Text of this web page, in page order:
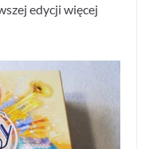
edycji więcej